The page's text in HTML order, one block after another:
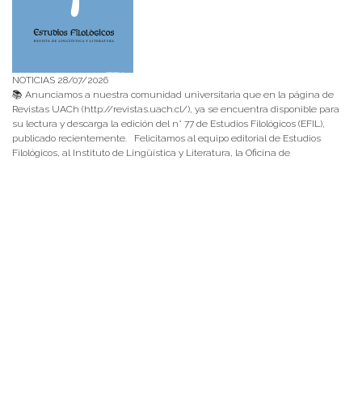
NOTICIAS 28/07/2026
📚 Anunciamos a nuestra comunidad universitaria que en la página de
Revistas UACh (http://revistas.uach.cl/), ya se encuentra disponible para
su lectura y descarga la edición del n° 77 de Estudios Filológicos (EFIL),
publicado recientemente. Felicitamos al equipo editorial de Estudios
Filológicos, al Instituto de Lingüística y Literatura, la Oficina de